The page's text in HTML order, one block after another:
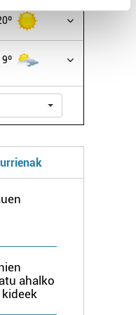
data is processed
details section
pertsonalak
besteak beste,
iragarki eta eduki
eta edukia
eskatzen, eta beren
dira. Ikusi gure
ahalko